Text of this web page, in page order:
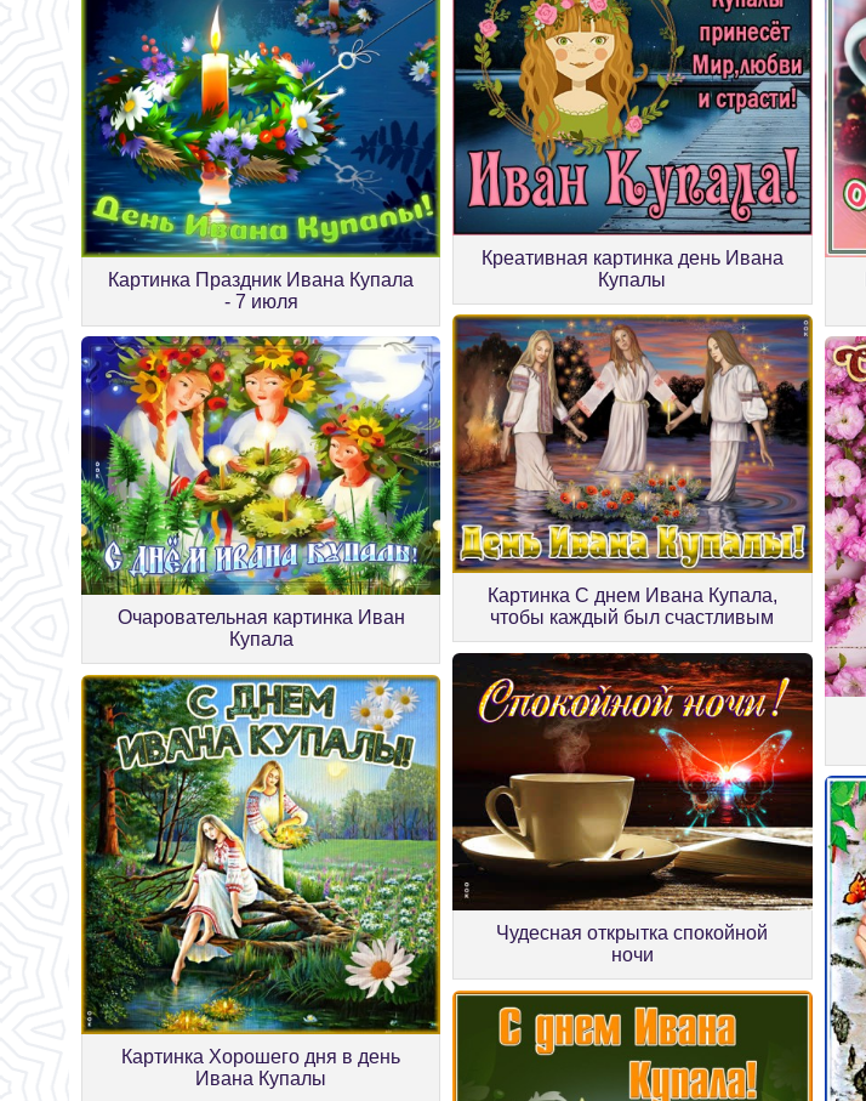
Картинка Праздник Ивана Купала
- 7 июля
Креативная картинка день Ивана
Купалы
Очаровательная картинка Иван
Купала
Картинка С днем Ивана Купала,
чтобы каждый был счастливым
Картинка Хорошего дня в день
Ивана Купалы
Чудесная открытка спокойной
ночи